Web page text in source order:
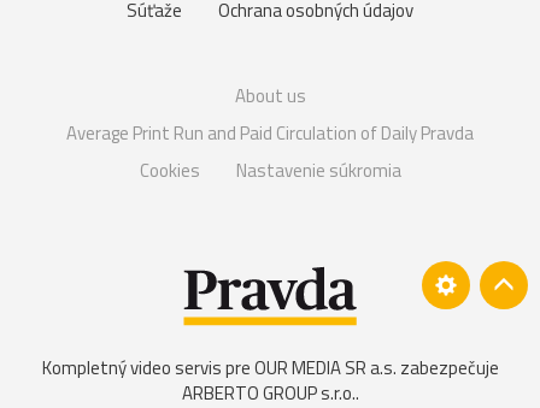
Súťaže
Ochrana osobných údajov
About us
Average Print Run and Paid Circulation of Daily Pravda
Cookies
Nastavenie súkromia
Kompletný video servis pre OUR MEDIA SR a.s. zabezpečuje
ARBERTO GROUP s.r.o..